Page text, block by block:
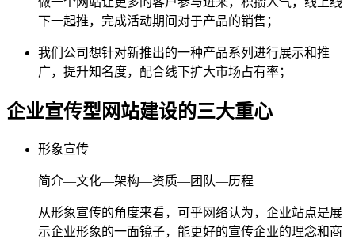
下一起推，完成活动期间对于产品的销售；
我们公司想针对新推出的一种产品系列进行展示和推
广，提升知名度，配合线下扩大市场占有率；
企业宣传型网站建设的三大重心
形象宣传
简介—文化—架构—资质—团队—历程
从形象宣传的角度来看，可乎网络认为，企业站点是展
示企业形象的一面镜子，能更好的宣传企业的理念和商